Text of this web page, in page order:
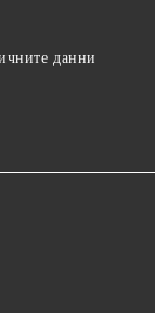
данни